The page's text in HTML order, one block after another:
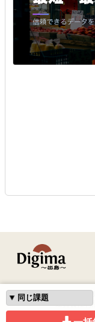
はじめての方へ よ
運営会社利